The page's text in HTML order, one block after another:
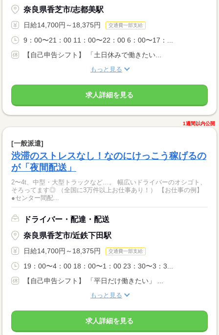
奈良県香芝市/志都美駅
日給14,700円～18,375円 交通費一部支給
9：00〜21：00 11：00〜22：00 6：00〜17：...
【自己申告シフト】 「土日休みで働きたい...
もっと見る
求人詳細を見る
1週間以内公開
[一般派遣]
渋滞のストレスなし！なのにけっこう稼げるの
が「夜間配送」
2〜4t、中型・大型トラックなど…。 幅広いドライバーのオシゴト、
そろってます◎ （全国に3万件以上お仕事あり！） 【お仕事の例】
●センター間配...
ドライバー・配達・配送
奈良県香芝市/近鉄下田駅
日給14,700円～18,375円 交通費一部支給
19：00〜4：00 18：00〜1：00 23：30〜3：3...
【自己申告シフト】 「平日だけ働きたい」 ...
もっと見る
求人詳細を見る